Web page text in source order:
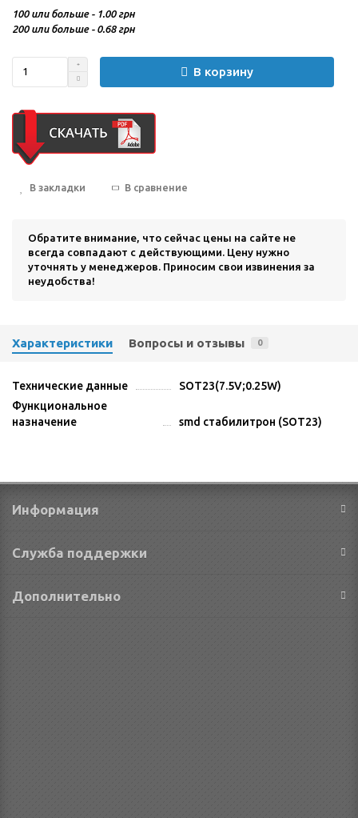
100 или больше - 1.00 грн
200 или больше - 0.68 грн
В корзину
В закладки В сравнение
Обратите внимание, что сейчас цены на сайте не
всегда совпадают с действующими. Цену нужно
уточнять у менеджеров. Приносим свои извинения за
неудобства!
Характеристики Вопросы и отзывы 0
Технические данные
SOT23(7.5V;0.25W)
Функциональное
назначение
smd стабилитрон (SOT23)
Информация
Служба поддержки
Дополнительно